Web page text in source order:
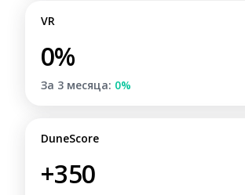
VR
0%
За 3 месяца: 0%
DuneScore
+350